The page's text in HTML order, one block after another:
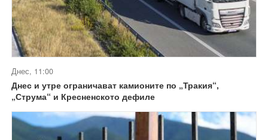
Днес, 11:00
Днес и утре ограничават камионите по „Тракия“,
„Струма“ и Кресненското дефиле